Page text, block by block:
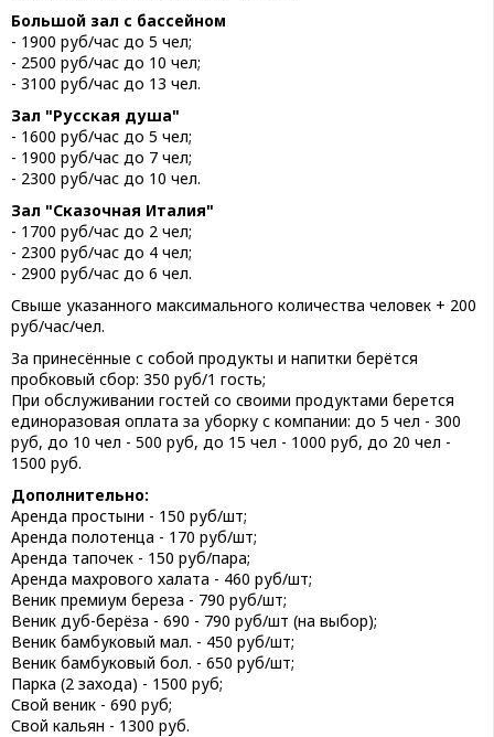
Большой зал с бассейном
- 1900 руб/час до 5 чел;
- 2500 руб/час до 10 чел;
- 3100 руб/час до 13 чел.
Зал "Русская душа"
- 1600 руб/час до 5 чел;
- 1900 руб/час до 7 чел;
- 2300 руб/час до 10 чел.
Зал "Сказочная Италия"
- 1700 руб/час до 2 чел;
- 2300 руб/час до 4 чел;
- 2900 руб/час до 6 чел.
Свыше указанного максимального количества человек + 200
руб/час/чел.
За принесённые с собой продукты и напитки берётся
пробковый сбор: 350 руб/1 гость;
При обслуживании гостей со своими продуктами берется
единоразовая оплата за уборку с компании: до 5 чел - 300
руб, до 10 чел - 500 руб, до 15 чел - 1000 руб, до 20 чел -
1500 руб.
Дополнительно:
Аренда простыни - 150 руб/шт;
Аренда полотенца - 170 руб/шт;
Аренда тапочек - 150 руб/пара;
Аренда махрового халата - 460 руб/шт;
Веник премиум береза - 790 руб/шт;
Веник дуб-берёза - 690 - 790 руб/шт (на выбор);
Веник бамбуковый мал. - 450 руб/шт;
Веник бамбуковый бол. - 650 руб/шт;
Парка (2 захода) - 1500 руб;
Свой веник - 690 руб;
Свой кальян - 1300 руб.